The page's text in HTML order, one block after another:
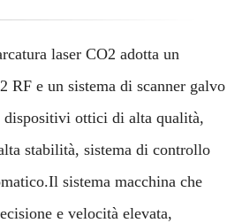
laser CO2 adotta un
RF e un sistema di scanner galvo
dispositivi ottici di alta qualità,
stabilità, sistema di controllo
sistema macchina che
e velocità elevata,